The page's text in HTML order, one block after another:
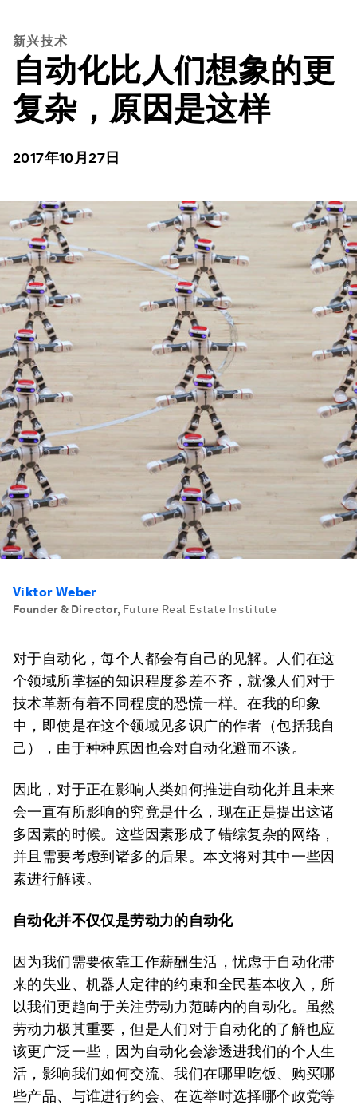
新兴技术
自动化比人们想象的更
复杂，原因是这样
2017年10月27日
Viktor Weber
Founder & Director, Future Real Estate Institute
对于自动化，每个人都会有自己的见解。人们在这
个领域所掌握的知识程度参差不齐，就像人们对于
技术革新有着不同程度的恐慌一样。在我的印象
中，即使是在这个领域见多识广的作者（包括我自
己），由于种种原因也会对自动化避而不谈。
因此，对于正在影响人类如何推进自动化并且未来
会一直有所影响的究竟是什么，现在正是提出这诸
多因素的时候。这些因素形成了错综复杂的网络，
并且需要考虑到诸多的后果。本文将对其中一些因
素进行解读。
自动化并不仅仅是劳动力的自动化
因为我们需要依靠工作薪酬生活，忧虑于自动化带
来的失业、机器人定律的约束和全民基本收入，所
以我们更趋向于关注劳动力范畴内的自动化。虽然
劳动力极其重要，但是人们对于自动化的了解也应
该更广泛一些，因为自动化会渗透进我们的个人生
活，影响我们如何交流、我们在哪里吃饭、购买哪
些产品、与谁进行约会、在选举时选择哪个政党等